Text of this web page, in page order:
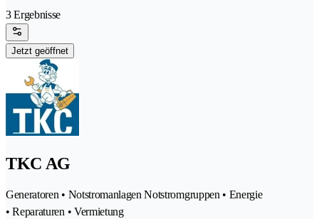
3 Ergebnisse
Jetzt geöffnet
TKC AG
Generatoren • Notstromanlagen Notstromgruppen • Energie
• Reparaturen • Vermietung